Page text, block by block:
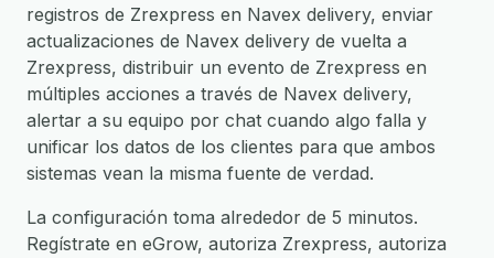
registros de Zrexpress en Navex delivery, enviar
actualizaciones de Navex delivery de vuelta a
Zrexpress, distribuir un evento de Zrexpress en
múltiples acciones a través de Navex delivery,
alertar a su equipo por chat cuando algo falla y
unificar los datos de los clientes para que ambos
sistemas vean la misma fuente de verdad.
La configuración toma alrededor de 5 minutos.
Regístrate en eGrow, autoriza Zrexpress, autoriza